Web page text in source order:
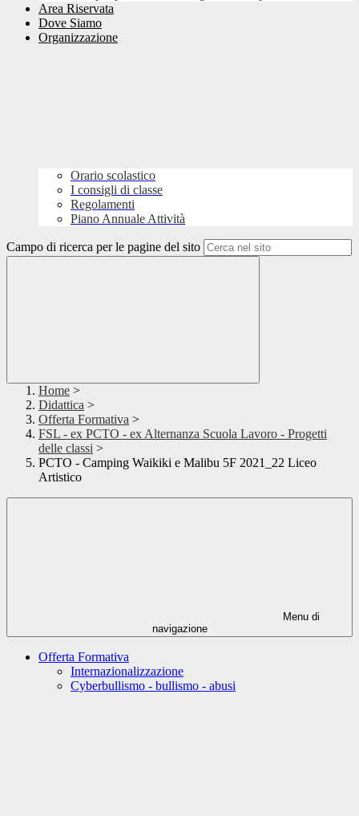
Area Riservata
Dove Siamo
Organizzazione
Orario scolastico
I consigli di classe
Regolamenti
Piano Annuale Attività
Campo di ricerca per le pagine del sito
Home >
Didattica >
Offerta Formativa >
FSL - ex PCTO - ex Alternanza Scuola Lavoro - Progetti
delle classi >
PCTO - Camping Waikiki e Malibu 5F 2021_22 Liceo
Artistico
Menu di
navigazione
Offerta Formativa
Internazionalizzazione
Cyberbullismo - bullismo - abusi